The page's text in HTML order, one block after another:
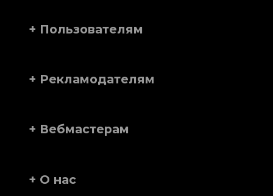
+ Пользователям
+ Рекламодателям
+ Вебмастерам
+ О нас